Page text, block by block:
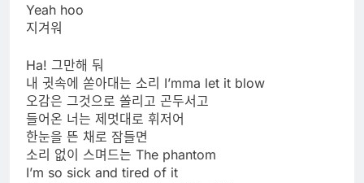
Yeah hoo
지겨워
Ha! 그만해 둬
내 귓속에 쏟아대는 소리 I’mma let it blow
오감은 그것으로 쏠리고 곤두서고
들어온 너는 제멋대로 휘저어
한눈을 뜬 채로 잠들면
소리 없이 스며드는 The phantom
I’m so sick and tired of it